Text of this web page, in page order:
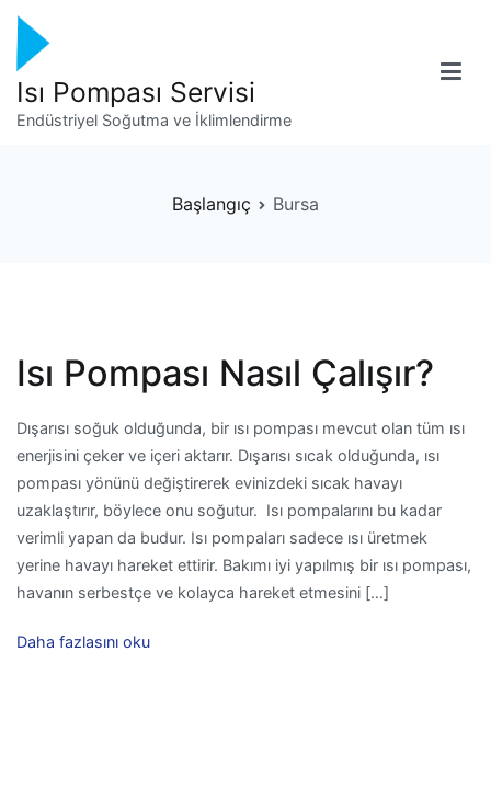
İçeriğe
geç
Isı Pompası Servisi
Endüstriyel Soğutma ve İklimlendirme
Başlangıç Bursa
Isı Pompası Nasıl Çalışır?
Dışarısı soğuk olduğunda, bir ısı pompası mevcut olan tüm ısı
enerjisini çeker ve içeri aktarır. Dışarısı sıcak olduğunda, ısı
pompası yönünü değiştirerek evinizdeki sıcak havayı
uzaklaştırır, böylece onu soğutur. Isı pompalarını bu kadar
verimli yapan da budur. Isı pompaları sadece ısı üretmek
yerine havayı hareket ettirir. Bakımı iyi yapılmış bir ısı pompası,
havanın serbestçe ve kolayca hareket etmesini […]
Daha fazlasını oku